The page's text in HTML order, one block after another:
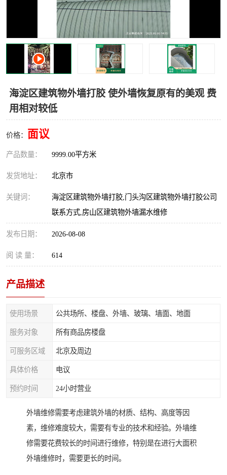
海淀区建筑物外墙打胶 使外墙恢复原有的美观 费
用相对较低
价格： 面议
产品数量： 9999.00平方米
发货地址： 北京市
关键词：
海淀区建筑物外墙打胶,门头沟区建筑物外墙打胶公司
联系方式,房山区建筑物外墙漏水维修
发布日期： 2026-08-08
阅 读 量： 614
产品描述
使用场景 公共场所、楼盘、外墙、玻璃、墙面、地面
服务对象 所有商品房楼盘
可服务区域 北京及周边
具体价格 电议
预约时间 24小时营业
外墙维修需要考虑建筑外墙的材质、结构、高度等因
素，维修难度较大，需要有专业的技术和经验。外墙维
修需要花费较长的时间进行维修，特别是在进行大面积
外墙维修时，需要更长的时间。